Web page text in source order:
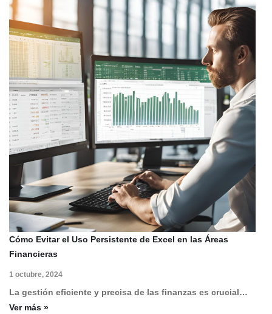
Cómo Evitar el Uso Persistente de Excel en las Áreas
Financieras
1 octubre, 2024
La gestión eficiente y precisa de las finanzas es crucial…
Ver más »